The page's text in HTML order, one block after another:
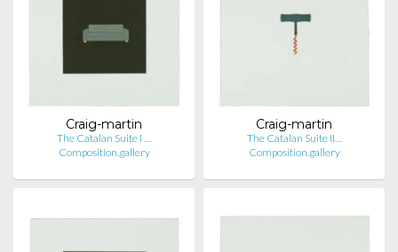
Craig-martin
The Catalan Suite I …
Composition.gallery
Craig-martin
The Catalan Suite II…
Composition.gallery